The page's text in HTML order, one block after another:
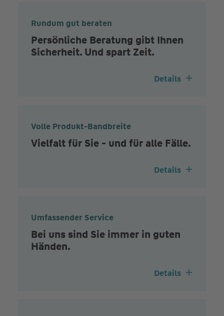
Rundum gut beraten
Persönliche Beratung gibt Ihnen
Sicherheit. Und spart Zeit.
Details
Volle Produkt-Bandbreite
Vielfalt für Sie - und für alle Fälle.
Details
Umfassender Service
Bei uns sind Sie immer in guten
Händen.
Details